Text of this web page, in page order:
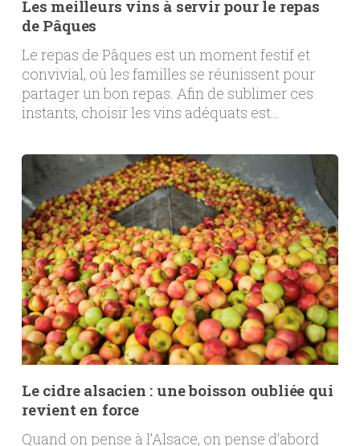
Les meilleurs vins à servir pour le repas
de Pâques
Le repas de Pâques est un moment festif et
convivial, où les familles se réunissent pour
partager un bon repas. Afin de sublimer ces
instants, choisir les vins adéquats est…
Le cidre alsacien : une boisson oubliée qui
revient en force
Quand on pense à l’Alsace, on pense d’abord